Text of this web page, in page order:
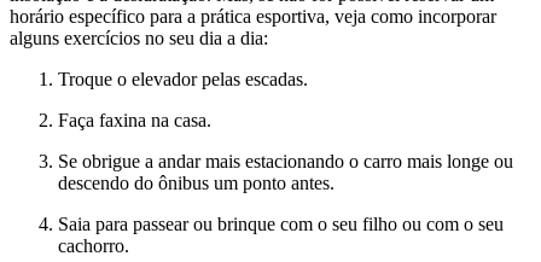
horário específico para a prática esportiva, veja como incorporar
alguns exercícios no seu dia a dia:
Troque o elevador pelas escadas.
Faça faxina na casa.
Se obrigue a andar mais estacionando o carro mais longe ou
descendo do ônibus um ponto antes.
Saia para passear ou brinque com o seu filho ou com o seu
cachorro.